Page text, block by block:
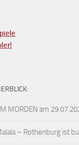
MORDEN am
– Rothenburg ist